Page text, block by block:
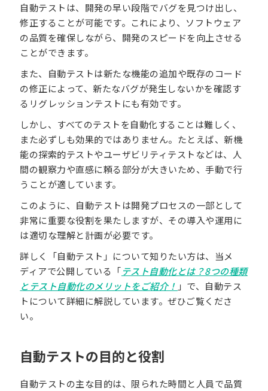
自動テストは、開発の早い段階でバグを見つけ出し、
修正することが可能です。これにより、ソフトウェア
の品質を確保しながら、開発のスピードを向上させる
ことができます。
また、自動テストは新たな機能の追加や既存のコード
の修正によって、新たなバグが発生しないかを確認す
るリグレッションテストにも有効です。
しかし、すべてのテストを自動化することは難しく、
また必ずしも効果的ではありません。たとえば、新機
能の探索的テストやユーザビリティテストなどは、人
間の観察力や直感に頼る部分が大きいため、手動で行
うことが適しています。
このように、自動テストは開発プロセスの一部として
非常に重要な役割を果たしますが、その導入や運用に
は適切な理解と計画が必要です。
詳しく「自動テスト」について知りたい方は、当メ
ディアで公開している「テスト自動化とは？8つの種類
とテスト自動化のメリットをご紹介！ 」で、自動テス
トについて詳細に解説しています。ぜひご覧くださ
い。
自動テストの目的と役割
自動テストの主な目的は、限られた時間と人員で品質